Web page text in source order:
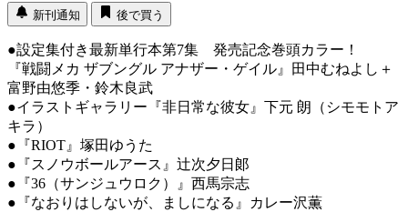
新刊通知 後で買う
●設定集付き最新単行本第7集 発売記念巻頭カラー！
『戦闘メカ ザブングル アナザー・ゲイル』田中むねよし＋
富野由悠季・鈴木良武
●イラストギャラリー『非日常な彼女』下元 朗（シモモトア
キラ）
●『RIOT』塚田ゆうた
●『スノウボールアース』辻次夕日郞
●『36（サンジュウロク）』西馬宗志
●『なおりはしないが、ましになる』カレー沢薫